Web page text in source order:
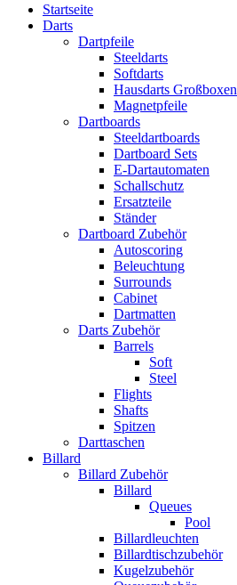
Startseite
Darts
Dartpfeile
Steeldarts
Softdarts
Hausdarts Großboxen
Magnetpfeile
Dartboards
Steeldartboards
Dartboard Sets
E-Dartautomaten
Schallschutz
Ersatzteile
Ständer
Dartboard Zubehör
Autoscoring
Beleuchtung
Surrounds
Cabinet
Dartmatten
Darts Zubehör
Barrels
Soft
Steel
Flights
Shafts
Spitzen
Darttaschen
Billard
Billard Zubehör
Billard
Queues
Pool
Billardleuchten
Billardtischzubehör
Kugelzubehör